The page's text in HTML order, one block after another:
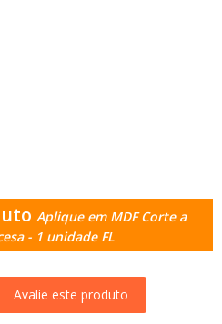
Aplique em MDF Corte a
- 1 unidade FL
Avalie este produto